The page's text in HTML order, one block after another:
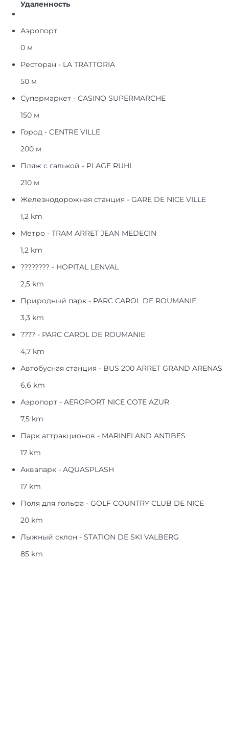
Удаленность
Аэропорт
0 м
Ресторан - LA TRATTORIA
50 м
Супермаркет - CASINO SUPERMARCHE
150 м
Город - CENTRE VILLE
200 м
Пляж с галькой - PLAGE RUHL
210 м
Железнодорожная станция - GARE DE NICE VILLE
1,2 km
Метро - TRAM ARRET JEAN MEDECIN
1,2 km
???????? - HOPITAL LENVAL
2,5 km
Природный парк - PARC CAROL DE ROUMANIE
3,3 km
???? - PARC CAROL DE ROUMANIE
4,7 km
Автобусная станция - BUS 200 ARRET GRAND ARENAS
6,6 km
Аэропорт - AEROPORT NICE COTE AZUR
7,5 km
Парк аттракционов - MARINELAND ANTIBES
17 km
Аквапарк - AQUASPLASH
17 km
Поля для гольфа - GOLF COUNTRY CLUB DE NICE
20 km
Лыжный склон - STATION DE SKI VALBERG
85 km